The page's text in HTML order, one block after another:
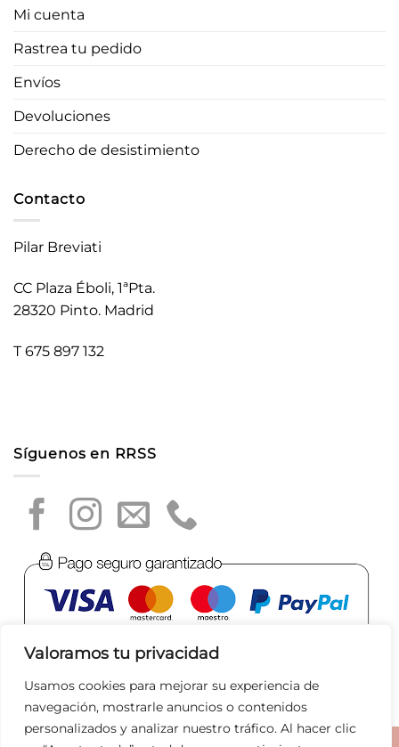
Valoramos tu privacidad
Usamos cookies para mejorar su experiencia de
navegación, mostrarle anuncios o contenidos
personalizados y analizar nuestro tráfico. Al hacer clic
Mi cuenta
Rastrea tu pedido
Envíos
Devoluciones
Derecho de desistimiento
Contacto
Pilar Breviati
CC Plaza Éboli, 1ªPta.
28320 Pinto. Madrid
T 675 897 132
Síguenos en RRSS